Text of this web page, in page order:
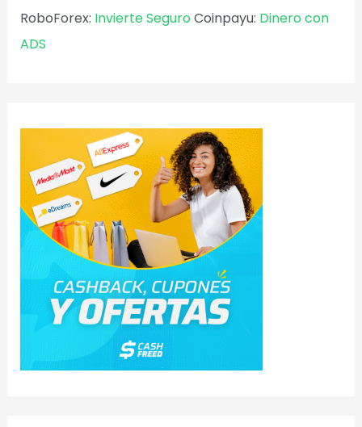
RoboForex: Invierte SeguroCoinpayu: Dinero con
ADS